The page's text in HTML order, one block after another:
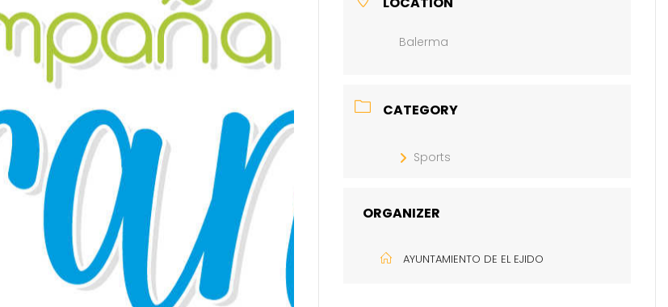
Balerma
CATEGORY
Sports
ORGANIZER
AYUNTAMIENTO DE EL EJIDO